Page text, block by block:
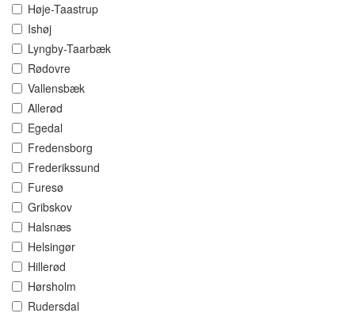
Høje-Taastrup
Ishøj
Lyngby-Taarbæk
Rødovre
Vallensbæk
Allerød
Egedal
Fredensborg
Frederikssund
Furesø
Gribskov
Halsnæs
Helsingør
Hillerød
Hørsholm
Rudersdal